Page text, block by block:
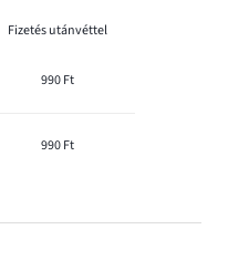
Fizetés utánvéttel
990 Ft
990 Ft